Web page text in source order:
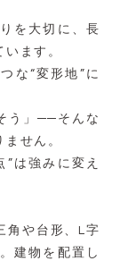
を大切に、長
ます。
な “変形地 ” に
う」 ── そんな
せん。
” は強みに変え
や台形、
L字
建物を配置し